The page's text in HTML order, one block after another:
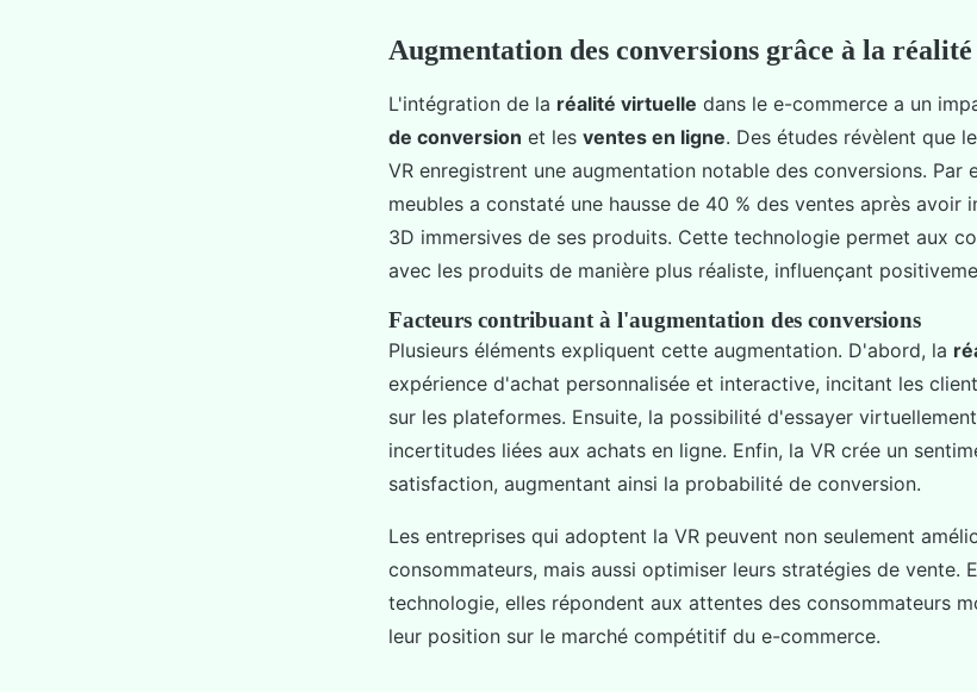
Augmentation des conversions grâce à la
L'intégration de la réalité virtuelle dans le e-commerce a un
de conversion et les ventes en ligne. Des études révèlent que
VR enregistrent une augmentation notable des conversions. Par
meubles a constaté une hausse de 40 % des ventes après avoir
3D immersives de ses produits. Cette technologie permet aux
avec les produits de manière plus réaliste, influençant
Facteurs contribuant à l'augmentation des conversions
Plusieurs éléments expliquent cette augmentation. D'abord, la
expérience d'achat personnalisée et interactive, incitant les
sur les plateformes. Ensuite, la possibilité d'essayer
incertitudes liées aux achats en ligne. Enfin, la VR crée un
satisfaction, augmentant ainsi la probabilité de conversion.
Les entreprises qui adoptent la VR peuvent non seulement
consommateurs, mais aussi optimiser leurs stratégies de vente.
technologie, elles répondent aux attentes des consommateurs
leur position sur le marché compétitif du e-commerce.